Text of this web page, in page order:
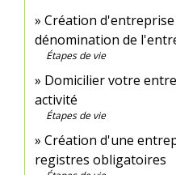
Création
dénomination de
Étapes de vie
Domicilier votre
activité
Étapes de vie
Création d'une
registres obligatoires